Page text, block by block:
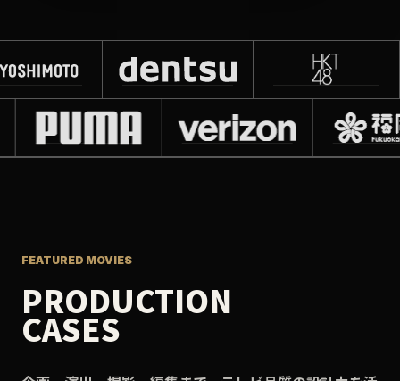
FEATURED MOVIES
PRODUCTION
CASES